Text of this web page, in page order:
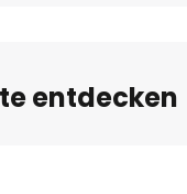
entdecken